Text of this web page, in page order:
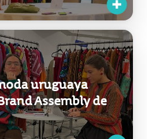
uruguaya
Assembly de